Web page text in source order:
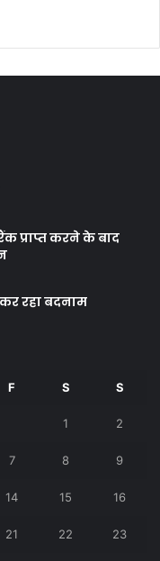
प्राप्त करने के बाद
रहा बदनाम
F S S
1 2
7 8 9
14 15 16
21 22 23